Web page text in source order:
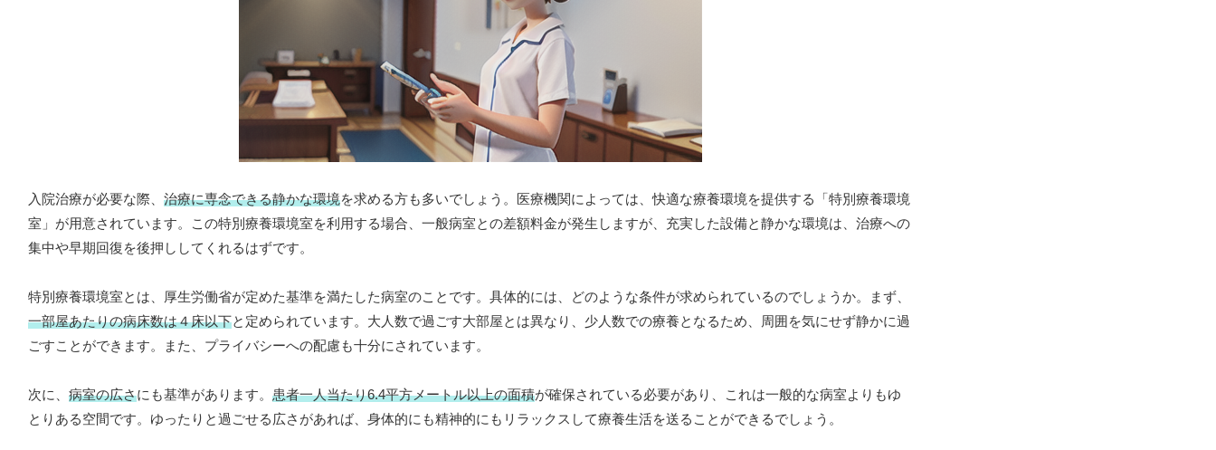
入院治療が必要な際、 治療に専念できる静かな環境を求める方も多いでしょう。医療機関によっては、快適な療養環境を提供する「特別療養環境
室」が用意されています。この特別療養環境室を利用する場合、一般病室との差額料金が発生しますが、充実した設備と静かな環境は、治療への
集中や早期回復を後押ししてくれるはずです。
特別療養環境室とは、厚生労働省が定めた基準を満たした病室のことです。具体的には、どのような条件が求められているのでしょうか。まず、
一部屋あたりの病床数は４床以下と定められています。大人数で過ごす大部屋とは異なり、少人数での療養となるため、周囲を気にせず静かに過
ごすことができます。また、プライバシーへの配慮も十分にされています。
次に、 病室の広さにも基準があります。 患者一人当たり6.4平方メートル以上の面積が確保されている必要があり、これは一般的な病室よりもゆ
とりある空間です。ゆったりと過ごせる広さがあれば、身体的にも精神的にもリラックスして療養生活を送ることができるでしょう。